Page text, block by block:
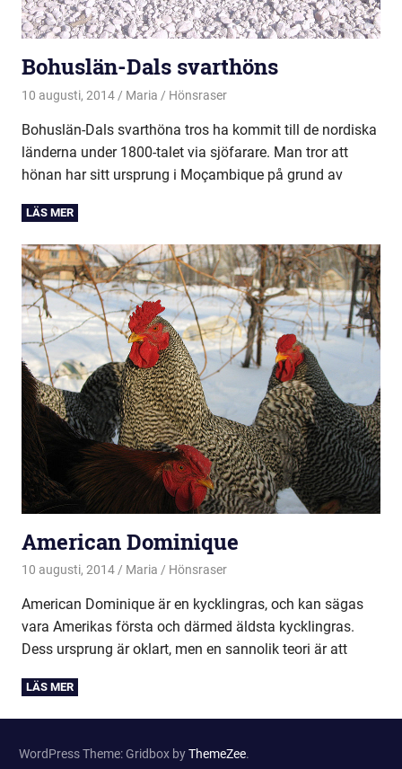
Bohuslän-Dals svarthöns
10 augusti, 2014 Maria Hönsraser
Bohuslän-Dals svarthöna tros ha kommit till de nordiska
länderna under 1800-talet via sjöfarare. Man tror att
hönan har sitt ursprung i Moçambique på grund av
American Dominique
10 augusti, 2014 Maria Hönsraser
American Dominique är en kycklingras, och kan sägas
vara Amerikas första och därmed äldsta kycklingras.
Dess ursprung är oklart, men en sannolik teori är att
WordPress Theme: Gridbox byThemeZee.